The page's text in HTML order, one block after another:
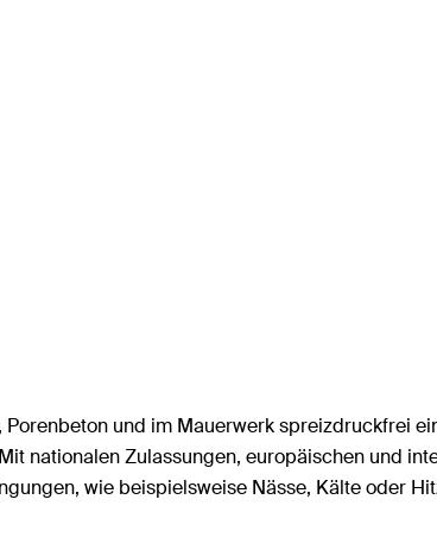
und im Mauerwerk spreizdruckfrei
nationalen Zulassungen, europäischen und
wie beispielsweise Nässe, Kälte oder